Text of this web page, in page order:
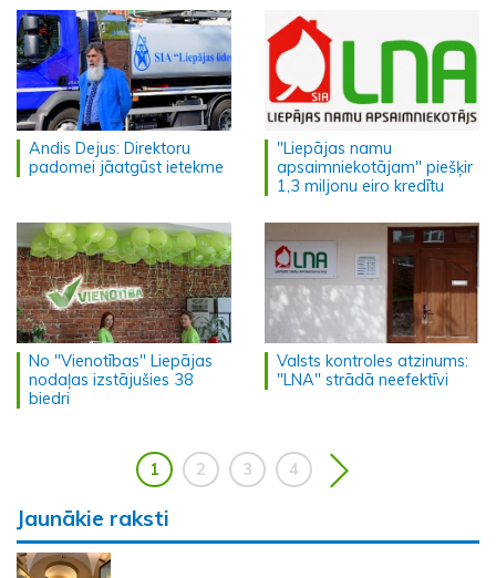
Andis Dejus: Direktoru
padomei jāatgūst ietekme
"Liepājas namu
apsaimniekotājam" piešķir
1,3 miljonu eiro kredītu
No "Vienotības" Liepājas
nodaļas izstājušies 38
biedri
Valsts kontroles atzinums:
"LNA" strādā neefektīvi
1 2 3 4
Jaunākie raksti